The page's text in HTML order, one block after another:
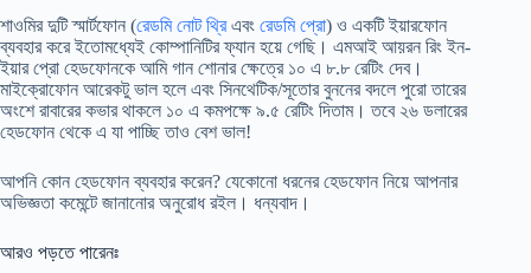
শাওমির দুটি স্মার্টফোন (রেডমি নোট থ্রিএবং রেডমি প্রো) ও একটি ইয়ারফোন
ব্যবহার করে ইতোমধ্যেই কোম্পানিটির ফ্যান হয়ে গেছি। এমআই আয়রন রিং ইন-
ইয়ার প্রো হেডফোনকে আমি গান শোনার ক্ষেত্রে ১০ এ ৮.৮ রেটিং দেব।
মাইক্রোফোন আরেকটু ভাল হলে এবং সিনথেটিক/সূতোর বুননের বদলে পুরো তারের
অংশে রাবারের কভার থাকলে ১০ এ কমপক্ষে ৯.৫ রেটিং দিতাম। তবে ২৬ ডলারের
হেডফোন থেকে এ যা পাচ্ছি তাও বেশ ভাল!
আপনি কোন হেডফোন ব্যবহার করেন? যেকোনো ধরনের হেডফোন নিয়ে আপনার
অভিজ্ঞতা কমেন্টে জানানোর অনুরোধ রইল। ধন্যবাদ।
আরও পড়তে পারেনঃ